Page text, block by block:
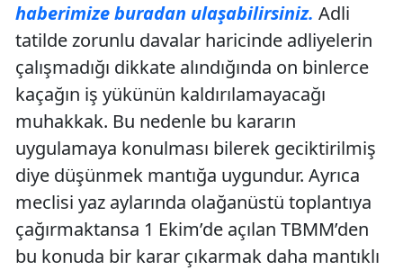
haberimize buradan ulaşabilirsiniz. Adli
tatilde zorunlu davalar haricinde adliyelerin
çalışmadığı dikkate alındığında on binlerce
kaçağın iş yükünün kaldırılamayacağı
muhakkak. Bu nedenle bu kararın
uygulamaya konulması bilerek geciktirilmiş
diye düşünmek mantığa uygundur. Ayrıca
meclisi yaz aylarında olağanüstü toplantıya
çağırmaktansa 1 Ekim’de açılan TBMM’den
bu konuda bir karar çıkarmak daha mantıklı